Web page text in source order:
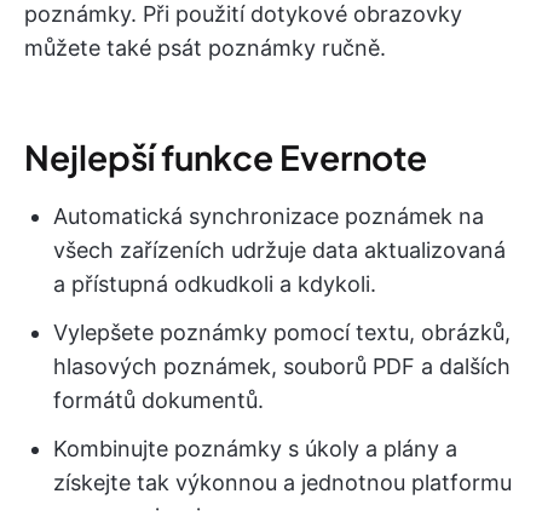
poznámky. Při použití dotykové obrazovky
můžete také psát poznámky ručně.
Nejlepší funkce Evernote
Automatická synchronizace poznámek na
všech zařízeních udržuje data aktualizovaná
a přístupná odkudkoli a kdykoli.
Vylepšete poznámky pomocí textu, obrázků,
hlasových poznámek, souborů PDF a dalších
formátů dokumentů.
Kombinujte poznámky s úkoly a plány a
získejte tak výkonnou a jednotnou platformu